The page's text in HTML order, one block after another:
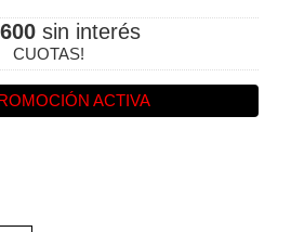
sin interés
CUOTAS!
ACTIVA